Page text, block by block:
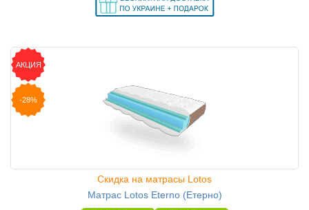
АКЦИЯ
-28%
Скидка на матрасы Lotos
Матрас Lotos Eterno (Етерно)